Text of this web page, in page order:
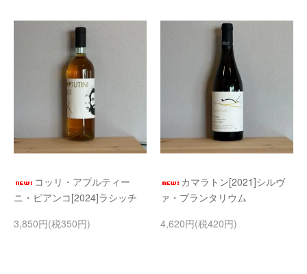
コッリ・アプルティー
ニ・ビアンコ[2024]ラシッチ
3,850円(税350円)
カマラトン[2021]シルヴ
ァ・プランタリウム
4,620円(税420円)